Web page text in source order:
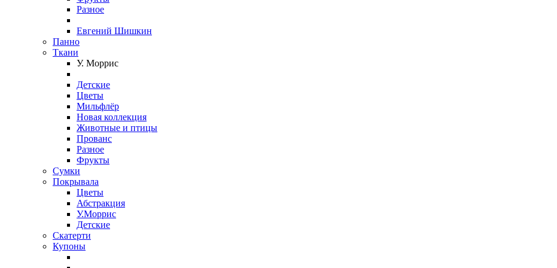
Разное
Евгений Шишкин
Панно
Ткани
У. Моррис
Детские
Цветы
Мильфлёр
Новая коллекция
Животные и птицы
Прованс
Разное
Фрукты
Сумки
Покрывала
Цветы
Абстракция
У.Моррис
Детские
Скатерти
Купоны